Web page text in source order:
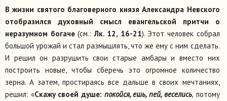
В жизни святого благоверного князя Александра Невского
отобразился духовный смысл евангельской притчи о
неразумном богаче(см.:Лк. 12, 16-21). Этот человек собрал
большой урожай и стал размышлять, что же ему с ним сделать.
И решил он разрушить свои старые амбары и вместо них
построить новые, чтобы сберечь это огромное количество
зерна. А затем, простираясь все дальше в своих мечтаниях,
решил: «Скажу своей душе: покойся, ешь, пей, веселись, потому